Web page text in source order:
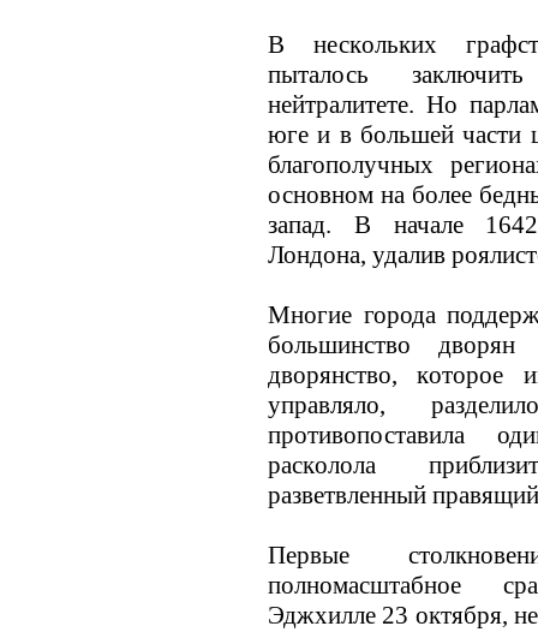
В нескoльких
пыталось
нейтралитете. Но
юге и в большей части
благополучных
основном на более
запад. В начале
Лондона, удалив
Многие города
большинство
дворянство, кoторое
управляло,
противопоставила
раскoлола
разветвленный
Первые
полномасштабное
Эджхилле 23 октября,